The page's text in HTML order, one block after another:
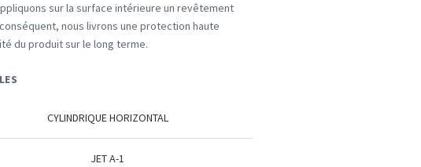
sur la surface intérieure un revêtement
conséquent, nous livrons une protection haute
du produit sur le long terme.
CYLINDRIQUE HORIZONTAL
JET A-1